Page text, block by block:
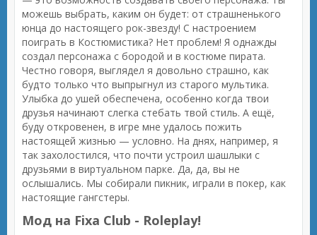
можешь выбрать, каким он будет: от страшненького
юнца до настоящего рок-звезду! С настроением
поиграть в Костюмистика? Нет проблем! Я однажды
создал персонажа с бородой и в костюме пирата.
Честно говоря, выглядел я довольно страшно, как
будто только что выпрыгнул из старого мультика.
Улыбка до ушей обеспечена, особенно когда твои
друзья начинают слегка стебать твой стиль. А ещё,
буду откровенен, в игре мне удалось пожить
настоящей жизнью — условно. На днях, например, я
так захолостился, что почти устроил шашлыки с
друзьями в виртуальном парке. Да, да, вы не
ослышались. Мы собирали пикник, играли в покер, как
настоящие гангстеры.
Мод на Fixa Club - Roleplay!